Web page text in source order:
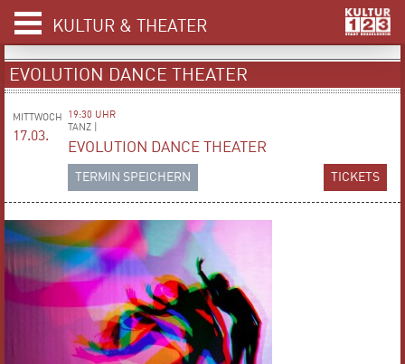
KULTUR & THEATER
EVOLUTION DANCE THEATER
MITTWOCH
17.03.
19:30 UHR
TANZ |
EVOLUTION DANCE THEATER
TICKETS
TERMIN SPEICHERN